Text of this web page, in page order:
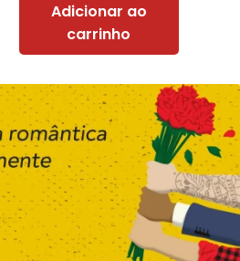
Adicionar ao
carrinho